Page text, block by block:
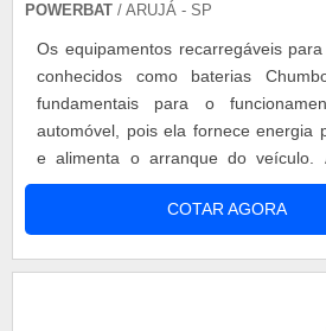
POWERBAT / ARUJÁ - SP
Os equipamentos recarregáveis
conhecidos como baterias
fundamentais para o
automóvel, pois ela fornece energia
e alimenta o arranque do veículo.
formada por 6 pilhas, trabalhando em
cada uma, tendo força total do
Sua aparência contém óxido de
COTAR AGORA